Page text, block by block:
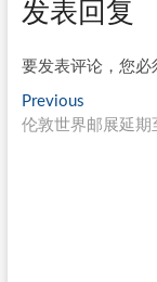
发表回复
要发表评论，您必
文
章
PreviousPrevious
post:
伦敦世界邮展延